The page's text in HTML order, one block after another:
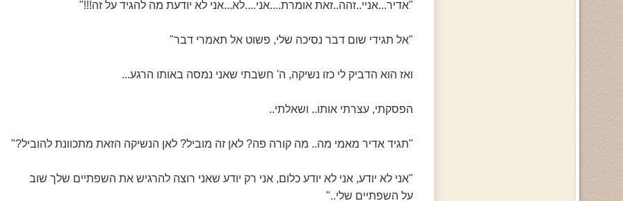
"אדיר...אניי..זהה..זאת אומרת....אני....לא...אני לא יודעת מה להגיד על זה!!!"
"אל תגידי שום דבר נסיכה שלי, פשוט אל תאמרי דבר"
ואז הוא הדביק לי כזו נשיקה, ה' חשבתי שאני נמסה באותו הרגע...
הפסקתי, עצרתי אותו.. ושאלתי..
"תגיד אדיר מאמי מה.. מה קורה פה? לאן זה מוביל? לאן הנשיקה הזאת מתכוונת להוביל?"
"אני לא יודע, אני לא יודע כלום, אני רק יודע שאני רוצה להרגיש את השפתיים שלך שוב
על השפתיים שלי.."